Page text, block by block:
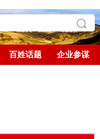
百姓话题 企业参谋